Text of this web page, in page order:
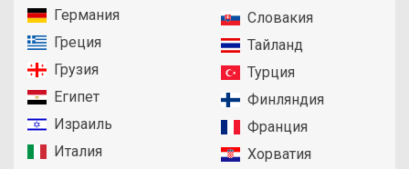
Германия
Греция
Грузия
Египет
Израиль
Италия
Словакия
Тайланд
Турция
Финляндия
Франция
Хорватия